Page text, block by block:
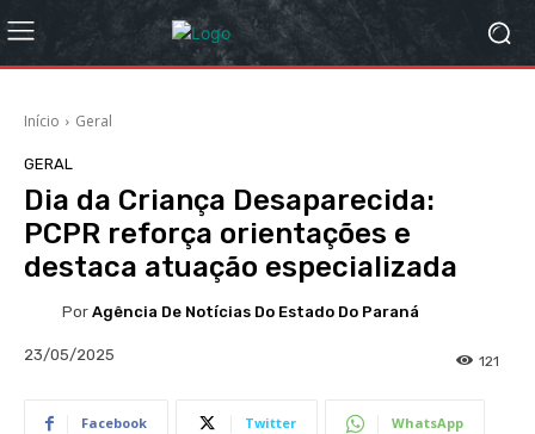
Início Geral
GERAL
Dia da Criança Desaparecida:
PCPR reforça orientações e
destaca atuação especializada
Por Agência De Notícias Do Estado Do Paraná
23/05/2025 121
Facebook Twitter WhatsApp